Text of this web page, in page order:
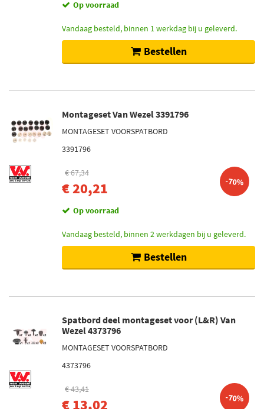
Op voorraad
Vandaag besteld, binnen 1 werkdag bij u geleverd.
Bestellen
Montageset Van Wezel 3391796
MONTAGESET VOORSPATBORD
3391796
€ 67,34
€ 20,21 -70%
Op voorraad
Vandaag besteld, binnen 2 werkdagen bij u geleverd.
Bestellen
Spatbord deel montageset voor (L&R) Van
Wezel 4373796
MONTAGESET VOORSPATBORD
4373796
€ 43,41
€ 13,02 -70%